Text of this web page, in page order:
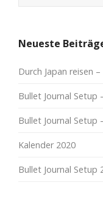
Neueste
Durch Japan reisen
Bullet Journal Setup
Bullet Journal Setup
Kalender 2020
Bullet Journal Setup